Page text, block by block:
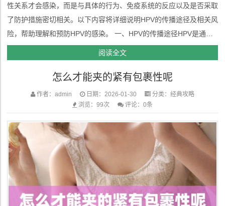
性关系才会感染，而是与具体的行为、免疫系统的反应以及是否采取
了防护措施密切相关。以下内容将详细说明HPV的传播途径及相关风
险，帮助理解和预防HPV的感染。 一、HPV的传播途径HPV是通过
性接触传播的病毒，包括阴道性交、肛交和口交等行为。病毒通过皮
肤和黏膜的接触进入人体，特别是生殖器、肛门及口腔区域。多次暴
阅读全文
怎么才能夹的紧有包裹性呢
作者：admin 日期：2026-01-30 分类： 经典攻略
浏览：99次
评论：0条